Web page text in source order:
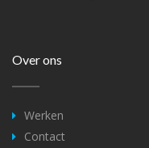
Over ons
Werken
Contact